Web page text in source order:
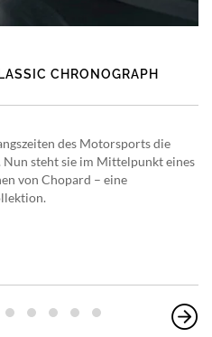
CHRONOGRAPH
des Motorsports die
steht sie im Mittelpunkt eines
von Chopard – eine